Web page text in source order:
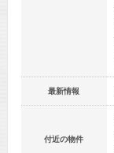
最新情報
付近の物件